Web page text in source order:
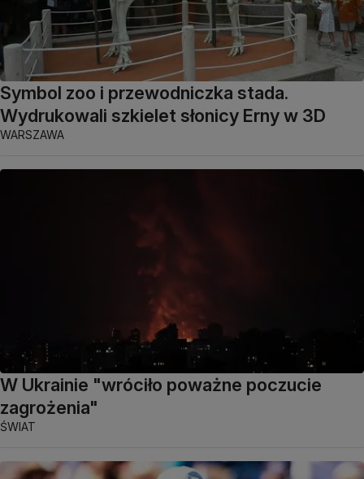
Symbol zoo i przewodniczka stada.
Wydrukowali szkielet słonicy Erny w 3D
WARSZAWA
W Ukrainie "wróciło poważne poczucie
zagrożenia"
ŚWIAT